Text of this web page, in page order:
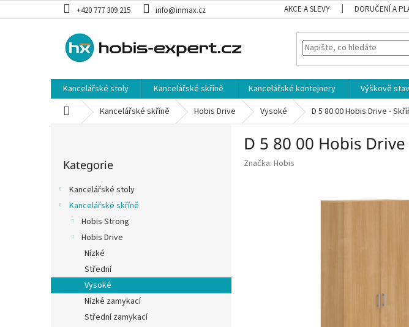
na
+420 777 309 215 info@inmax.cz AKCE A SLEVY DORUČENÍ A
Kancelářské stoly Kancelářské skříně Kancelářské kontejnery Výškově
Domů Kancelářské skříně Hobis Drive Vysoké D 5 80 00 Hobis Drive -
n
e
kategorie
Kategorie
Kancelářské stoly
Kancelářské skříně
Hobis Strong
Hobis Drive
Nízké
Střední
Vysoké
Nízké zamykací
Střední zamykací
D 5 80 00 Hobis
Značka: Hobis